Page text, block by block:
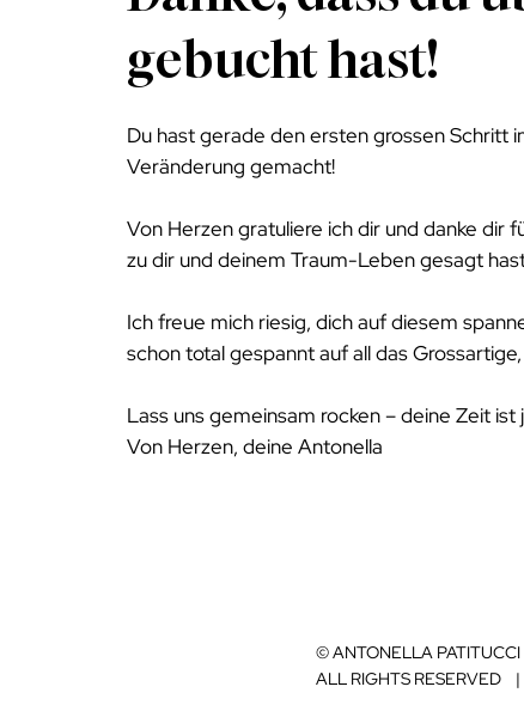
gebucht hast!
Du hast gerade den ersten grossen Schritt
Veränderung gemacht!
Von Herzen gratuliere ich dir und danke dir
zu dir und deinem Traum-Leben gesagt
Ich freue mich riesig, dich auf diesem
schon total gespannt auf all das
Lass uns gemeinsam rocken – deine Zeit ist
Von Herzen, deine Antonella
© ANTONELLA
ALL RIGHTS RESERVED |